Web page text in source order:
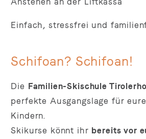
Einfach, stressfrei und
Schifoan? Schifoan!
Die Familien-Skischule
perfekte Ausgangslage für
Kindern.
Skikurse könnt ihr bereits vor